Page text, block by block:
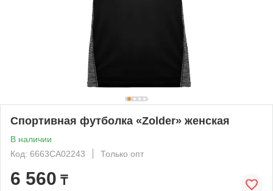
Спортивная футболка «Zolder» женская
В наличии
Код: 6663CA02243
Только опт
6 560 ₸